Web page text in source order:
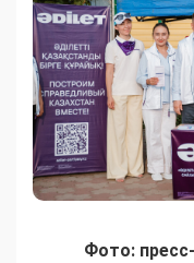
Фото: